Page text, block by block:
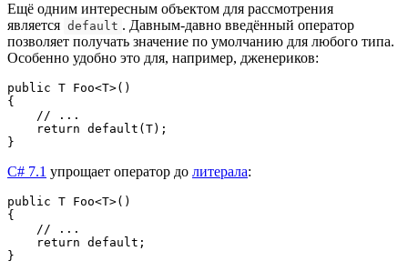
Ещё одним интересным объектом для рассмотрения
является default . Давным-давно введённый оператор
позволяет получать значение по умолчанию для любого типа.
Особенно удобно это для, например, дженериков:
public T Foo<T>()
{
    // ...
    return default(T);
}
C# 7.1 упрощает оператор до литерала:
public T Foo<T>()
{
    // ...
    return default;
}